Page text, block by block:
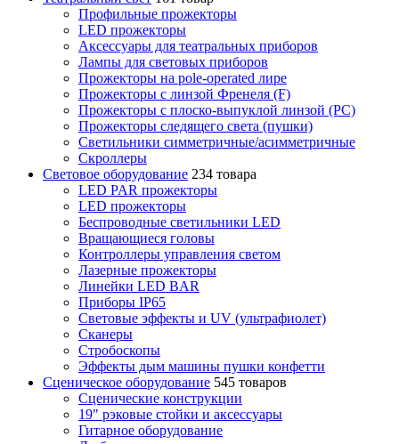
Профильные прожекторы
LED прожекторы
Аксессуары для театральных приборов
Лампы для световых приборов
Прожекторы на pole-operated лире
Прожекторы с линзой Френеля (F)
Прожекторы с плоско-выпуклой линзой (PC)
Прожекторы следящего света (пушки)
Светильники симметричные/асимметричные
Скроллеры
Световое оборудование 234 товара
LED PAR прожекторы
LED прожекторы
Беспроводные светильники LED
Вращающиеся головы
Контроллеры управления светом
Лазерные прожекторы
Линейки LED BAR
Приборы IP65
Световые эффекты и UV (ультрафиолет)
Сканеры
Стробоскопы
Эффекты дым машины пушки конфетти
Сценическое оборудование 545 товаров
Сценические конструкции
19" рэковые стойки и аксесcуары
Гитарное оборудование